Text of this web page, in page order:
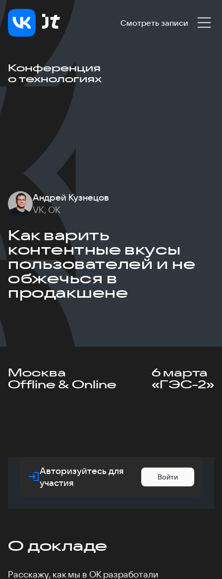
Смотреть записи
Конференция
о технологиях
Андрей Кузнецов
VK, ОК
Как варить
контентные вкусы
пользователей и не
обжечься в
продакшене
Москва
Offline & Online
6 марта
«ГЭС-2»
Авторизуйтесь для
участия
Войти
О докладе
Расскажу, как мы в ОК разработали